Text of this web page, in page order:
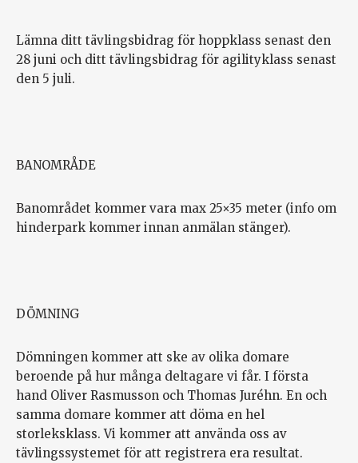
Lämna ditt tävlingsbidrag för hoppklass senast den
28 juni och ditt tävlingsbidrag för agilityklass senast
den 5 juli.
BANOMRÅDE
Banområdet kommer vara max 25×35 meter (info om
hinderpark kommer innan anmälan stänger).
DÖMNING
Dömningen kommer att ske av olika domare
beroende på hur många deltagare vi får. I första
hand Oliver Rasmusson och Thomas Juréhn. En och
samma domare kommer att döma en hel
storleksklass. Vi kommer att använda oss av
tävlingssystemet för att registrera era resultat.